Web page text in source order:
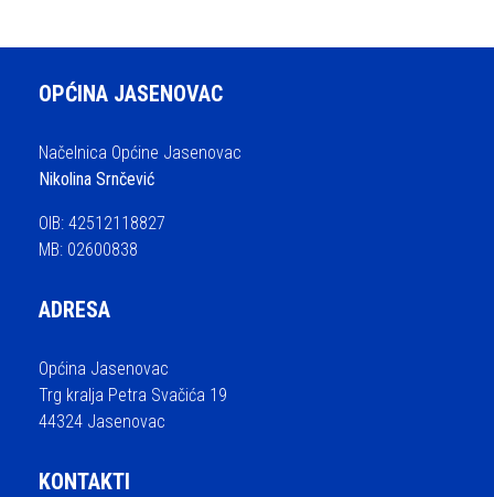
OPĆINA JASENOVAC
Načelnica Općine Jasenovac
Nikolina Srnčević
OIB: 42512118827
MB: 02600838
ADRESA
Općina Jasenovac
Trg kralja Petra Svačića 19
44324 Jasenovac
KONTAKTI